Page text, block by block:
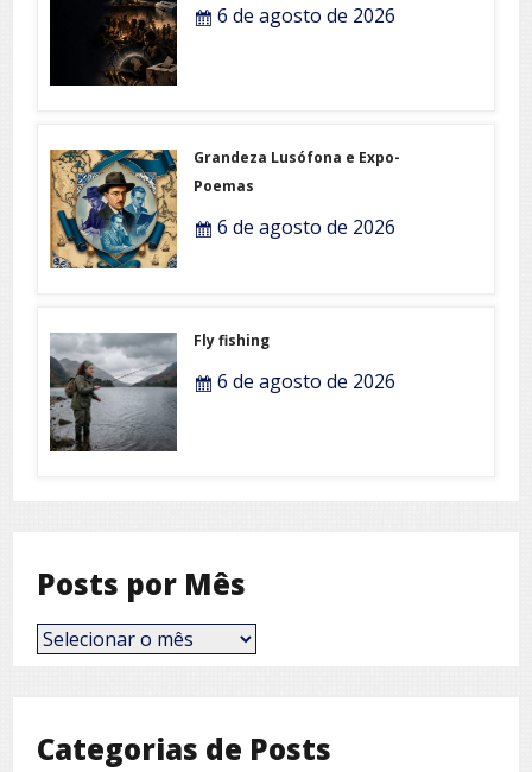
6 de agosto de 2026
Grandeza Lusófona e Expo-
Poemas
6 de agosto de 2026
Fly fishing
6 de agosto de 2026
Posts por Mês
Posts
por
Categorias de Posts